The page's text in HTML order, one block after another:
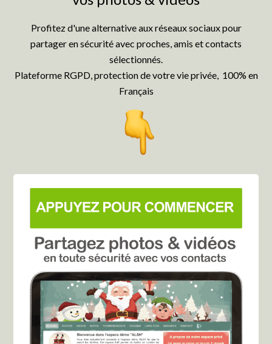
Profitez d'une alternative aux réseaux sociaux pour
partager en sécurité avec proches, amis et contacts
sélectionnés.
Plateforme RGPD, protection de votre vie privée, 100% en
Français